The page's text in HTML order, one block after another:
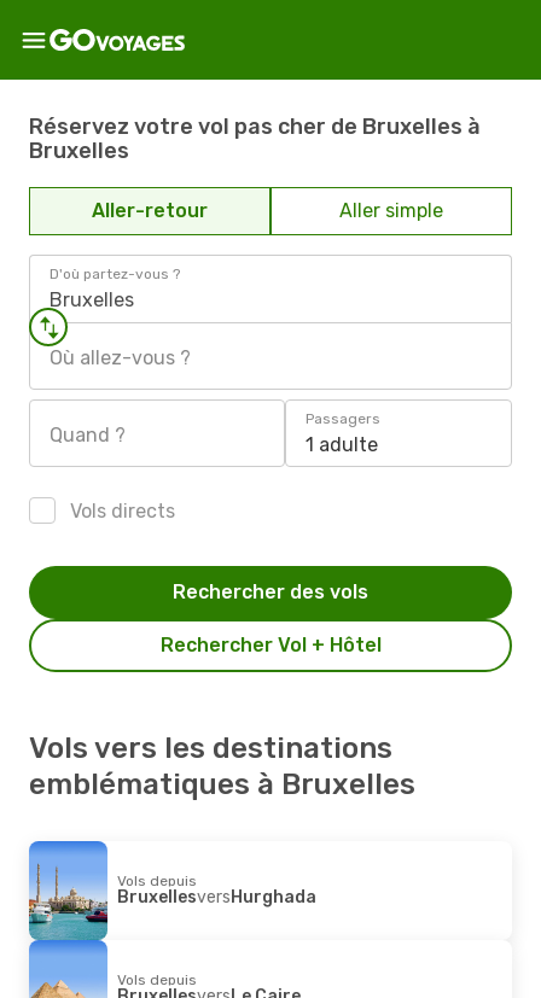
Réservez votre vol pas cher de Bruxelles à
Bruxelles
Aller-retour Aller simple
D'où partez-vous ?
Bruxelles
Où allez-vous ?
Quand ?
Passagers
1 adulte
Vols directs
Rechercher Vol + Hôtel
Rechercher des vols
Vols vers les destinations
emblématiques à Bruxelles
Vols depuis
BruxellesversHurghada
Vols depuis